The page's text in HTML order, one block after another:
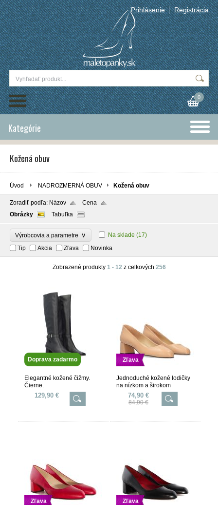
Prihlásenie Registrácia
0
Kategórie
Kožená obuv
Úvod NADROZMERNÁ OBUV Kožená obuv
Zoradiť podľa: Názov
Cena
Obrázky
Tabuľka
Výrobcovia a parametre ∨ Na sklade (17)
Tip
Akcia Zľava Novinka
Zobrazené produkty 1 - 12 z celkových 256
Doprava zadarmo
Elegantné kožené čižmy.
Čierne.
129,90 €
Zľava
Jednoduché kožené lodičky
na nízkom a širokom
podpätku. Béžové.
74,90 €
84,90 €
Zľava Zľava